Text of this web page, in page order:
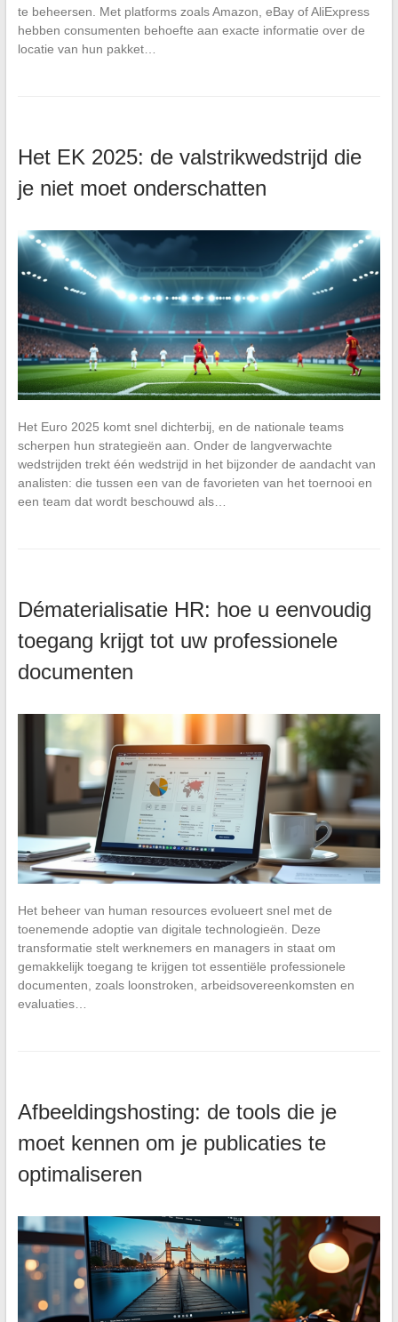
te beheersen. Met platforms zoals Amazon, eBay of AliExpress
hebben consumenten behoefte aan exacte informatie over de
locatie van hun pakket…
Het EK 2025: de valstrikwedstrijd die
je niet moet onderschatten
Het Euro 2025 komt snel dichterbij, en de nationale teams
scherpen hun strategieën aan. Onder de langverwachte
wedstrijden trekt één wedstrijd in het bijzonder de aandacht van
analisten: die tussen een van de favorieten van het toernooi en
een team dat wordt beschouwd als…
Dématerialisatie HR: hoe u eenvoudig
toegang krijgt tot uw professionele
documenten
Het beheer van human resources evolueert snel met de
toenemende adoptie van digitale technologieën. Deze
transformatie stelt werknemers en managers in staat om
gemakkelijk toegang te krijgen tot essentiële professionele
documenten, zoals loonstroken, arbeidsovereenkomsten en
evaluaties…
Afbeeldingshosting: de tools die je
moet kennen om je publicaties te
optimaliseren